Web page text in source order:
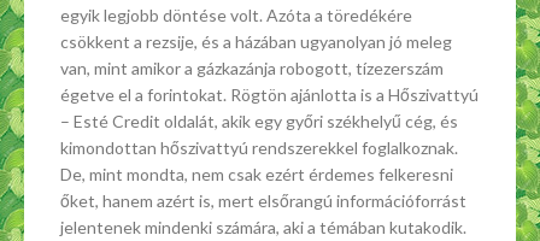
egyik legjobb döntése volt. Azóta a töredékére
csökkent a rezsije, és a házában ugyanolyan jó meleg
van, mint amikor a gázkazánja robogott, tízezerszám
égetve el a forintokat. Rögtön ajánlotta is a Hőszivattyú
– Esté Credit oldalát, akik egy győri székhelyű cég, és
kimondottan hőszivattyú rendszerekkel foglalkoznak.
De, mint mondta, nem csak ezért érdemes felkeresni
őket, hanem azért is, mert elsőrangú információforrást
jelentenek mindenki számára, aki a témában kutakodik.